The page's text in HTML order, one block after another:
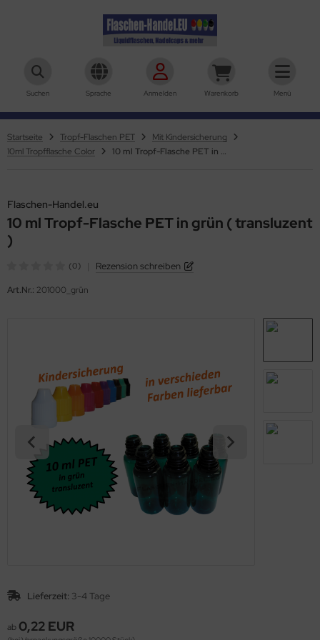
Suchen Sprache Anmelden Warenkorb Menü
Startseite Tropf-Flaschen PET
Mit Kindersicherung
10ml Tropfflasche Color
10 ml Tropf-Flasche PET in grün ( transluzent )
Flaschen-Handel.eu
10 ml Tropf-Flasche PET in grün ( transluzent
)
(0) Rezension schreiben
Art.Nr.: 201000_grün
Lieferzeit: 3-4 Tage
ab 0,22 EUR